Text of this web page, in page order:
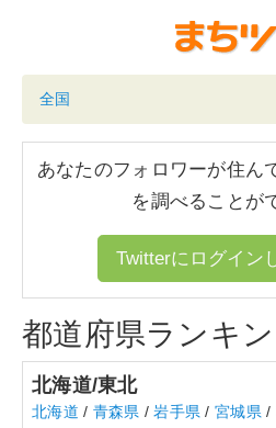
全国
あなたのフォロワーが住ん
を調べることが
Twitterにログイン
都道府県ランキ
北海道/東北
北海道 / 青森県 /岩手県 /宮城県 /